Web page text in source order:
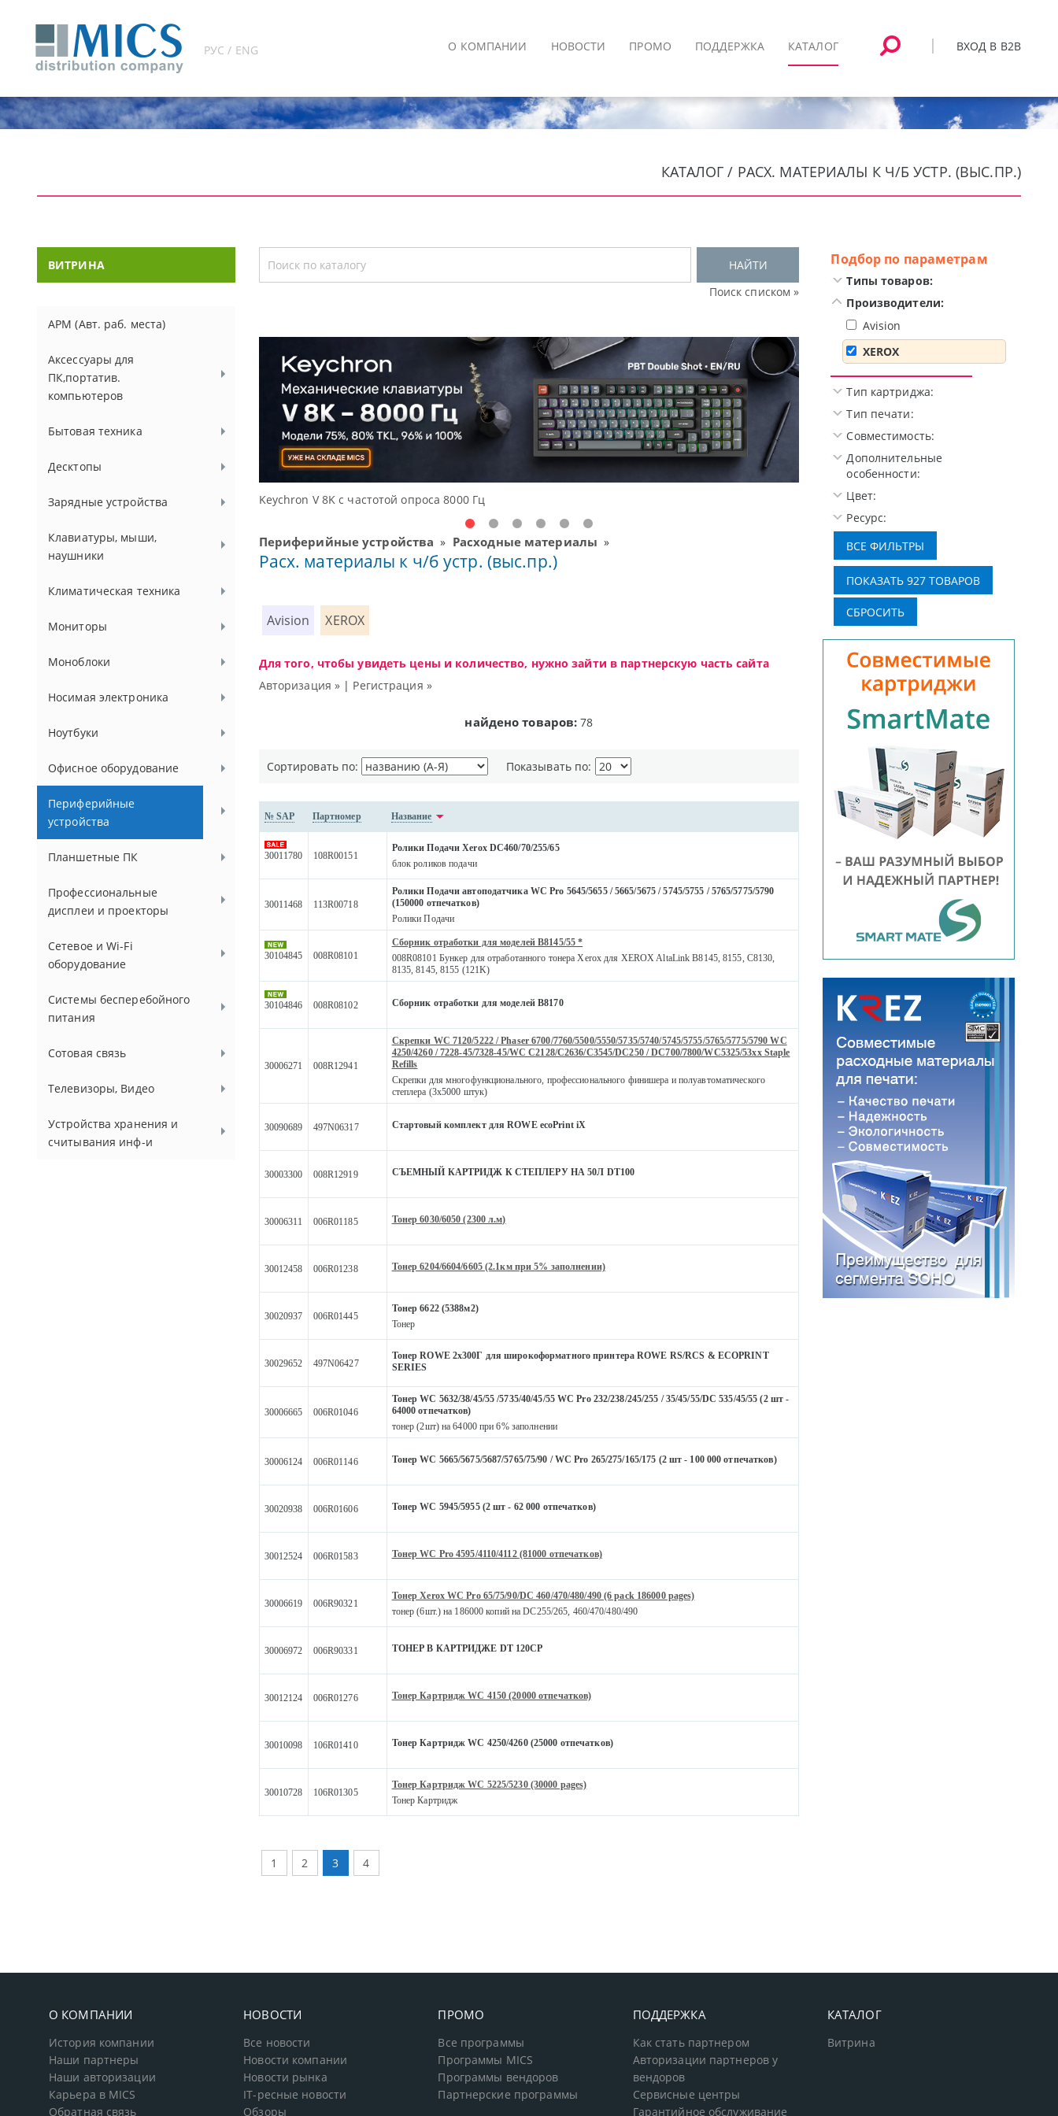
РУС / ENG ВХОД В B2B
О КОМПАНИИ НОВОСТИ ПРОМО ПОДДЕРЖКА КАТАЛОГ
КАТАЛОГ / РАСХ. МАТЕРИАЛЫ К Ч/Б УСТР. (ВЫС.ПР.)
ВИТРИНА
АРМ (Авт. раб. места)
Аксессуары для
ПК,портатив.
компьютеров
Бытовая техника
Десктопы
Зарядные устройства
Клавиатуры, мыши,
наушники
Климатическая техника
Мониторы
Моноблоки
Носимая электроника
Ноутбуки
Офисное оборудование
Периферийные
устройства
Планшетные ПК
Профессиональные
дисплеи и проекторы
Сетевое и Wi-Fi
оборудование
Системы бесперебойного
питания
Сотовая связь
Телевизоры, Видео
Устройства хранения и
считывания инф-и
НАЙТИ
Поиск списком »
Доступные решения начального уровня, новые мониторы Oceanview. Высокотехнологичная игровая
Периферийные устройства » Расходные материалы »
Расх. материалы к ч/б устр. (выс.пр.)
Avision XEROX
Для того, чтобы увидеть цены и количество, нужно зайти в партнерскую часть сайта
Авторизация » | Регистрация »
найдено товаров: 78
Сортировать по: Показывать по:
№ SAP Партномер Название
30011780 108R00151
Ролики Подачи Xerox DC460/70/255/65
блок роликов подачи
30011468 113R00718
Ролики Подачи автоподатчика WC Pro 5645/5655 / 5665/5675 / 5745/5755 / 5765/5775/5790
(150000 отпечатков)
Ролики Подачи
30104845 008R08101
Сборник отработки для моделей B8145/55 *
008R08101 Бункер для отработанного тонера Xerox для XEROX AltaLink B8145, 8155, C8130,
8135, 8145, 8155 (121K)
30104846 008R08102 Сборник отработки для моделей B8170
30006271 008R12941
Скрепки WC 7120/5222 / Phaser 6700/7760/5500/5550/5735/5740/5745/5755/5765/5775/5790 WC
4250/4260 / 7228-45/7328-45/WC C2128/С2636/С3545/DC250 / DC700/7800/WC5325/53xx Staple
Refills
Скрепки для многофункционального, профессионального финишера и полуавтоматического
степлера (3x5000 штук)
30090689 497N06317 Стартовый комплект для ROWE ecoPrint iX
30003300 008R12919 СЪЕМНЫЙ КАРТРИДЖ К СТЕПЛЕРУ НА 50Л DT100
30006311 006R01185 Тонер 6030/6050 (2300 л.м)
30012458 006R01238 Тонер 6204/6604/6605 (2.1км при 5% заполнении)
30020937 006R01445
Тонер 6622 (5388м2)
Тонер
30029652 497N06427
Тонер ROWE 2x300Г для широкоформатного принтера ROWE RS/RCS & ECOPRINT
SERIES
30006665 006R01046
Тонер WC 5632/38/45/55 /5735/40/45/55 WC Pro 232/238/245/255 / 35/45/55/DC 535/45/55 (2 шт -
64000 отпечатков)
тонер (2шт) на 64000 при 6% заполнении
30006124 006R01146 Тонер WC 5665/5675/5687/5765/75/90 / WC Pro 265/275/165/175 (2 шт - 100 000 отпечатков)
30020938 006R01606 Тонер WC 5945/5955 (2 шт - 62 000 отпечатков)
30012524 006R01583 Тонер WC Pro 4595/4110/4112 (81000 отпечатков)
30006619 006R90321
Тонер Xerox WC Pro 65/75/90/DC 460/470/480/490 (6 pack 186000 pages)
тонер (6шт.) на 186000 копий на DC255/265, 460/470/480/490
30006972 006R90331 ТОНЕР В КАРТРИДЖЕ DT 120CP
30012124 006R01276 Тонер Картридж WC 4150 (20000 отпечатков)
30010098 106R01410 Тонер Картридж WC 4250/4260 (25000 отпечатков)
30010728 106R01305
Тонер Картридж WC 5225/5230 (30000 pages)
Тонер Картридж
1 2 3 4
Подбор по параметрам
Типы товаров:
Производители:
Avision
XEROX
Тип картриджа:
Тип печати:
Совместимость:
Дополнительные
особенности:
Цвет:
Ресурс:
О КОМПАНИИ
История компании
Наши партнеры
Наши авторизации
Карьера в MICS
Обратная связь
НОВОСТИ
Все новости
Новости компании
Новости рынка
IT-ресные новости
Обзоры
ПРОМО
Все программы
Программы MICS
Программы вендоров
Партнерские программы
ПОДДЕРЖКА
Как стать партнером
Авторизации партнеров у
вендоров
Сервисные центры
Гарантийное обслуживание
КАТАЛОГ
Витрина